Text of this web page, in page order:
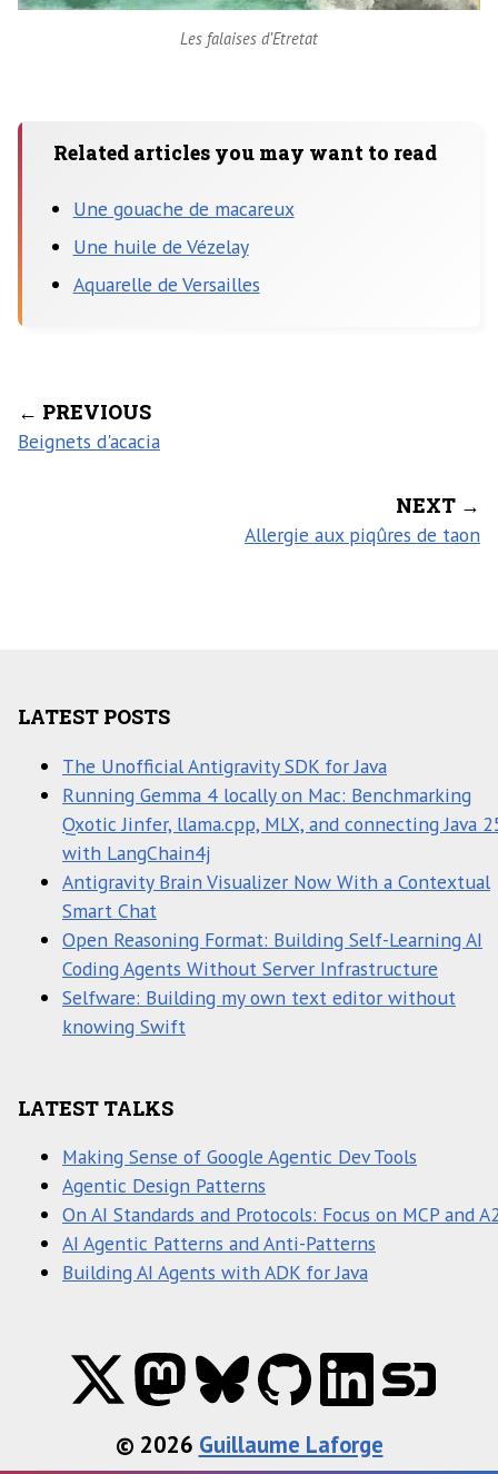
Les falaises d’Etretat
Related articles you may want to read
Une gouache de macareux
Une huile de Vézelay
Aquarelle de Versailles
← PREVIOUS
Beignets d'acacia
NEXT →
Allergie aux piqûres de taon
LATEST POSTS
The Unofficial Antigravity SDK for Java
Running Gemma 4 locally on Mac: Benchmarking
Qxotic Jinfer, llama.cpp, MLX, and connecting Java
with LangChain4j
Antigravity Brain Visualizer Now With a Contextual
Smart Chat
Open Reasoning Format: Building Self-Learning AI
Coding Agents Without Server Infrastructure
Selfware: Building my own text editor without
knowing Swift
LATEST TALKS
Making Sense of Google Agentic Dev Tools
Agentic Design Patterns
On AI Standards and Protocols: Focus on MCP and
AI Agentic Patterns and Anti-Patterns
Building AI Agents with ADK for Java
© 2026 Guillaume Laforge